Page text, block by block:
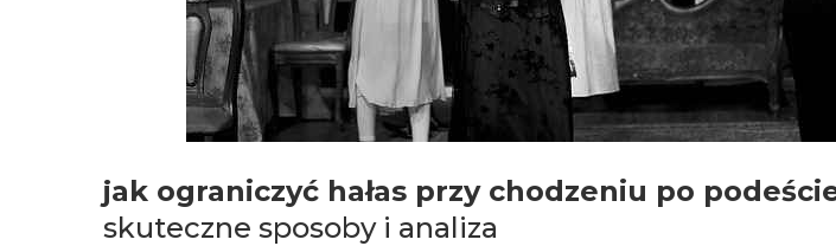
jak ograniczyć hałas przy chodzeniu po
skuteczne sposoby i analiza